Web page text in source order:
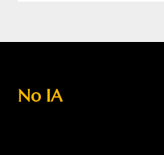
No IA